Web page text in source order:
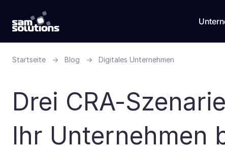
Startseite → Blog → Digitales Unternehmen
Drei CRA-
Ihr Unternehmen